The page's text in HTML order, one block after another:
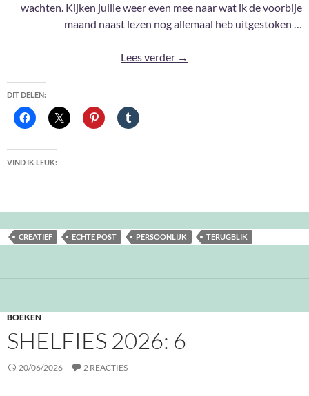
wachten. Kijken jullie weer even mee naar wat ik de voorbije
maand naast lezen nog allemaal heb uitgestoken …
Lees verder Foto-update #241
→
DIT DELEN:
VIND IK LEUK:
CREATIEF ECHTE POST PERSOONLIJK TERUGBLIK
BOEKEN
SHELFIES 2026: 6
20/06/2026 2 REACTIES